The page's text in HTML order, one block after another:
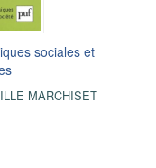
sociales et
MARCHISET